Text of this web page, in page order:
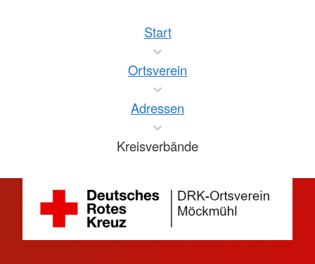
Start
Ortsverein
Adressen
Kreisverbände